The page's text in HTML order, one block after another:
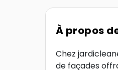
À propos
Chez
de façades